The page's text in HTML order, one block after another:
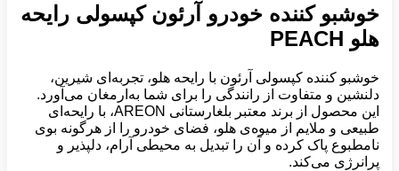
خوشبو کننده خودرو آرئون کپسولی رایحه
هلو PEACH
خوشبو کننده کپسولی آرئون با رایحه هلو، تجربه‌ای شیرین،
دلنشین و متفاوت از رانندگی را برای شما به‌ارمغان می‌آورد.
این محصول از برند معتبر بلغارستانی AREON، با رایحه‌ای
طبیعی و ملایم از میوه‌ی هلو، فضای خودرو را از هرگونه بوی
نامطبوع پاک کرده و آن را تبدیل به محیطی آرام، دلپذیر و
پرانرژی می‌کند.